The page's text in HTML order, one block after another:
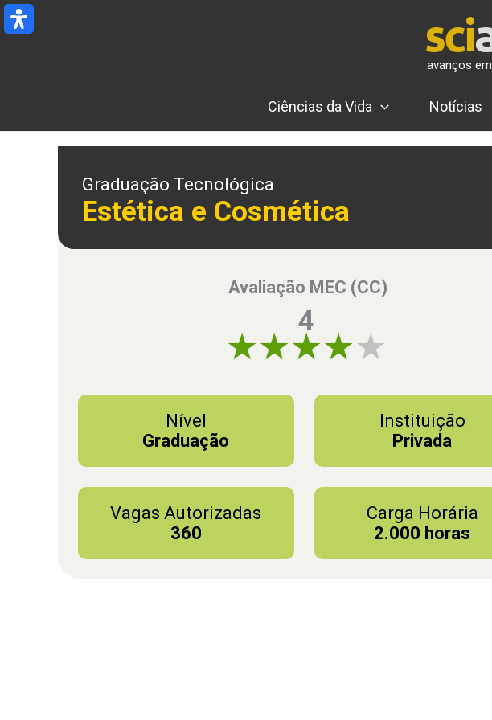
Ir
para
avanços em
Ciências da Vida Notícias
Graduação Tecnológica
Estética e Cosmética
Avaliação MEC (CC)
4
Nível
Graduação
Instituição
Privada
Vagas Autorizadas
360
Carga Horária
2.000 horas